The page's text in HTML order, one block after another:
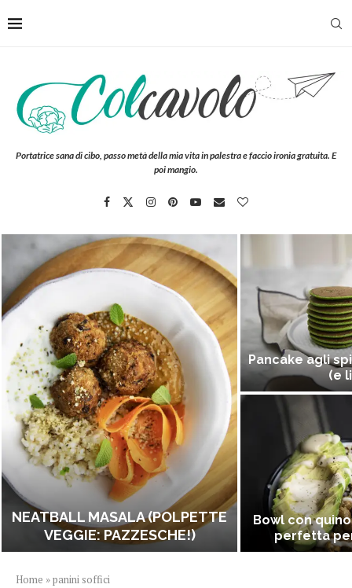
Portatrice sana di cibo, passo metà della mia vita in palestra e faccio ironia gratuita. E
poi mangio.
NEATBALL MASALA (POLPETTE
VEGGIE: PAZZESCHE!)
Pancake agli
(e
Bowl con
perfetta
Home »panini soffici